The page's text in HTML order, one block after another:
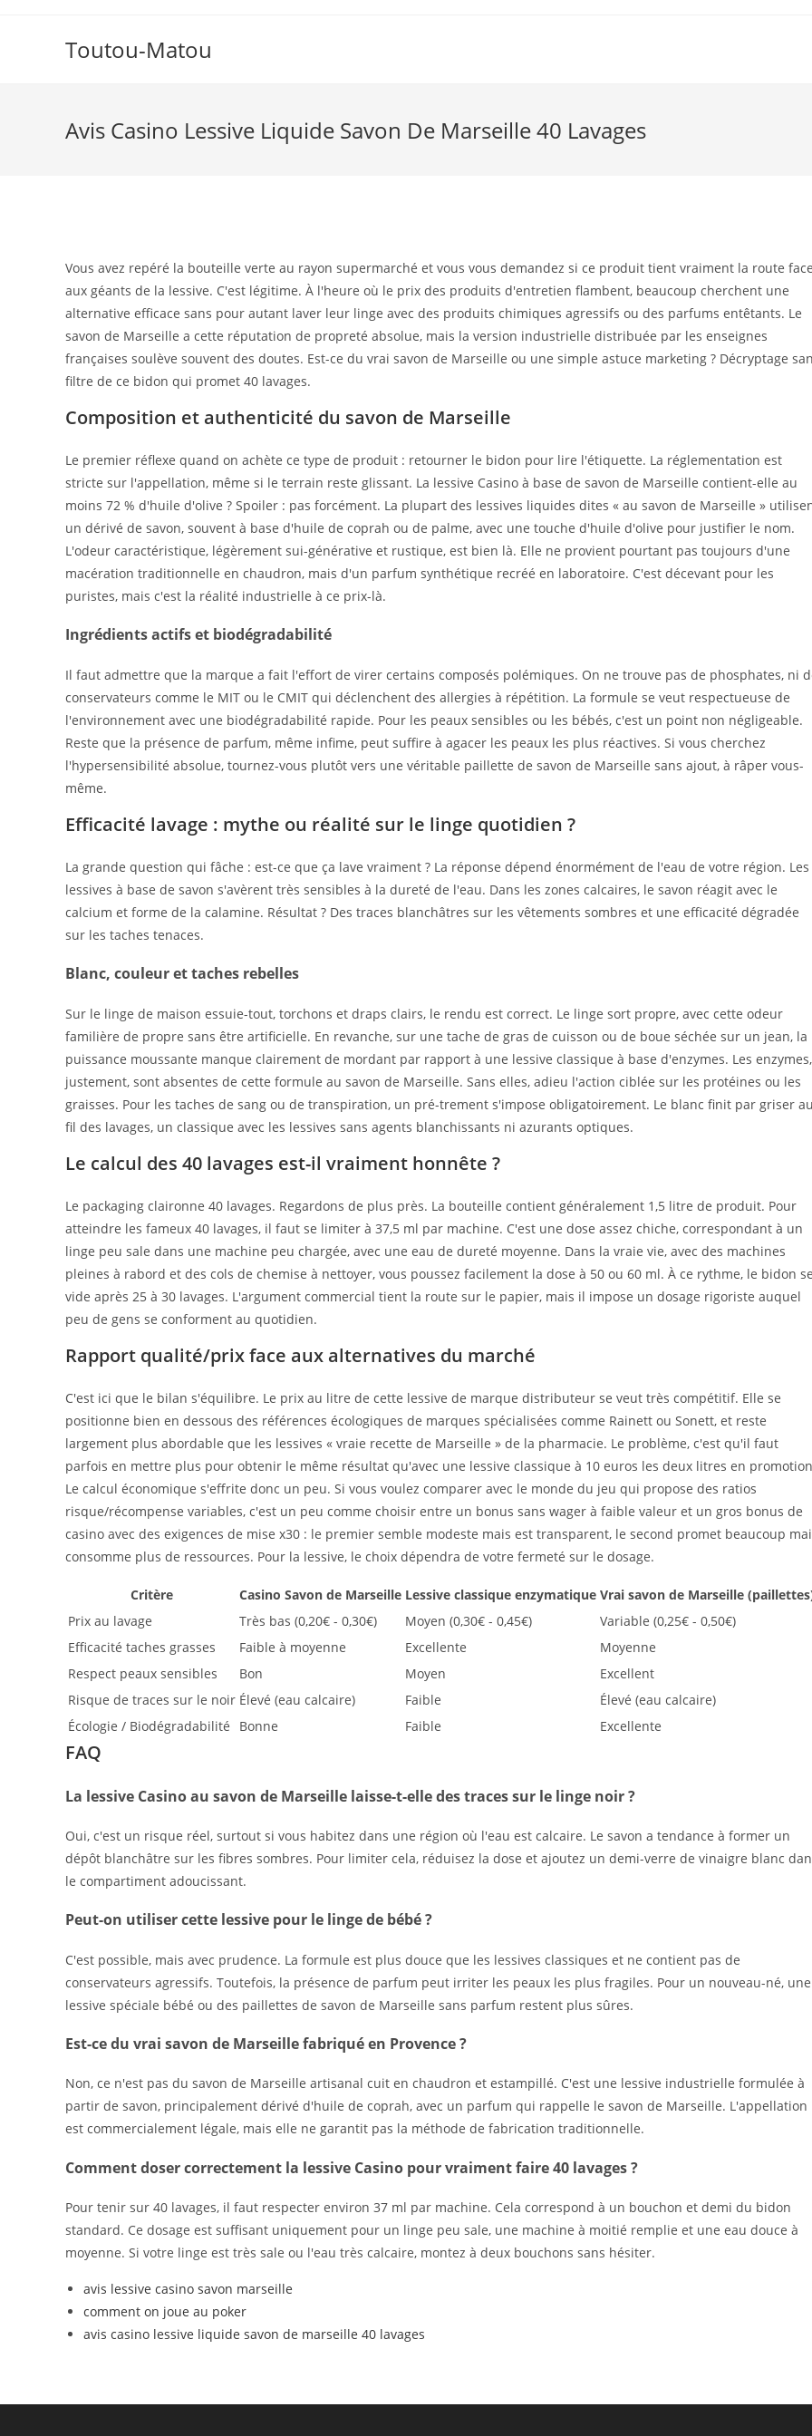
Toutou-Matou
Avis Casino Lessive Liquide Savon De Marseille 40 Lavages
Vous avez repéré la bouteille verte au rayon supermarché et vous vous demandez si ce produit tient vraiment la route face
aux géants de la lessive. C'est légitime. À l'heure où le prix des produits d'entretien flambent, beaucoup cherchent une
alternative efficace sans pour autant laver leur linge avec des produits chimiques agressifs ou des parfums entêtants. Le
savon de Marseille a cette réputation de propreté absolue, mais la version industrielle distribuée par les enseignes
françaises soulève souvent des doutes. Est-ce du vrai savon de Marseille ou une simple astuce marketing ? Décryptage
filtre de ce bidon qui promet 40 lavages.
Composition et authenticité du savon de Marseille
Le premier réflexe quand on achète ce type de produit : retourner le bidon pour lire l'étiquette. La réglementation est
stricte sur l'appellation, même si le terrain reste glissant. La lessive Casino à base de savon de Marseille contient-elle au
moins 72 % d'huile d'olive ? Spoiler : pas forcément. La plupart des lessives liquides dites « au savon de Marseille »
un dérivé de savon, souvent à base d'huile de coprah ou de palme, avec une touche d'huile d'olive pour justifier le nom.
L'odeur caractéristique, légèrement sui-générative et rustique, est bien là. Elle ne provient pourtant pas toujours d'une
macération traditionnelle en chaudron, mais d'un parfum synthétique recréé en laboratoire. C'est décevant pour les
puristes, mais c'est la réalité industrielle à ce prix-là.
Ingrédients actifs et biodégradabilité
Il faut admettre que la marque a fait l'effort de virer certains composés polémiques. On ne trouve pas de phosphates, ni
conservateurs comme le MIT ou le CMIT qui déclenchent des allergies à répétition. La formule se veut respectueuse de
l'environnement avec une biodégradabilité rapide. Pour les peaux sensibles ou les bébés, c'est un point non négligeable.
Reste que la présence de parfum, même infime, peut suffire à agacer les peaux les plus réactives. Si vous cherchez
l'hypersensibilité absolue, tournez-vous plutôt vers une véritable paillette de savon de Marseille sans ajout, à râper vous-
même.
Efficacité lavage : mythe ou réalité sur le linge quotidien ?
La grande question qui fâche : est-ce que ça lave vraiment ? La réponse dépend énormément de l'eau de votre région. Les
lessives à base de savon s'avèrent très sensibles à la dureté de l'eau. Dans les zones calcaires, le savon réagit avec le
calcium et forme de la calamine. Résultat ? Des traces blanchâtres sur les vêtements sombres et une efficacité dégradée
sur les taches tenaces.
Blanc, couleur et taches rebelles
Sur le linge de maison essuie-tout, torchons et draps clairs, le rendu est correct. Le linge sort propre, avec cette odeur
familière de propre sans être artificielle. En revanche, sur une tache de gras de cuisson ou de boue séchée sur un jean, la
puissance moussante manque clairement de mordant par rapport à une lessive classique à base d'enzymes. Les enzymes,
justement, sont absentes de cette formule au savon de Marseille. Sans elles, adieu l'action ciblée sur les protéines ou les
graisses. Pour les taches de sang ou de transpiration, un pré-trement s'impose obligatoirement. Le blanc finit par griser au
fil des lavages, un classique avec les lessives sans agents blanchissants ni azurants optiques.
Le calcul des 40 lavages est-il vraiment honnête ?
Le packaging claironne 40 lavages. Regardons de plus près. La bouteille contient généralement 1,5 litre de produit. Pour
atteindre les fameux 40 lavages, il faut se limiter à 37,5 ml par machine. C'est une dose assez chiche, correspondant à un
linge peu sale dans une machine peu chargée, avec une eau de dureté moyenne. Dans la vraie vie, avec des machines
pleines à rabord et des cols de chemise à nettoyer, vous poussez facilement la dose à 50 ou 60 ml. À ce rythme, le bidon se
vide après 25 à 30 lavages. L'argument commercial tient la route sur le papier, mais il impose un dosage rigoriste auquel
peu de gens se conforment au quotidien.
Rapport qualité/prix face aux alternatives du marché
C'est ici que le bilan s'équilibre. Le prix au litre de cette lessive de marque distributeur se veut très compétitif. Elle se
positionne bien en dessous des références écologiques de marques spécialisées comme Rainett ou Sonett, et reste
largement plus abordable que les lessives « vraie recette de Marseille » de la pharmacie. Le problème, c'est qu'il faut
parfois en mettre plus pour obtenir le même résultat qu'avec une lessive classique à 10 euros les deux litres en
Le calcul économique s'effrite donc un peu. Si vous voulez comparer avec le monde du jeu qui propose des ratios
risque/récompense variables, c'est un peu comme choisir entre un bonus sans wager à faible valeur et un gros bonus de
casino avec des exigences de mise x30 : le premier semble modeste mais est transparent, le second promet beaucoup
consomme plus de ressources. Pour la lessive, le choix dépendra de votre fermeté sur le dosage.
Critère Casino Savon de Marseille Lessive classique enzymatique Vrai savon de Marseille
Prix au lavage
Très bas (0,20€ - 0,30€) Moyen (0,30€ - 0,45€)
Variable (0,25€ - 0,50€)
Efficacité taches grasses
Faible à moyenne Excellente
Moyenne
Respect peaux sensibles
Bon Moyen
Excellent
Risque de traces sur le noir Élevé (eau calcaire) Faible
Élevé (eau calcaire)
Écologie / Biodégradabilité
Bonne Faible Excellente
FAQ
La lessive Casino au savon de Marseille laisse-t-elle des traces sur le linge noir ?
Oui, c'est un risque réel, surtout si vous habitez dans une région où l'eau est calcaire. Le savon a tendance à former un
dépôt blanchâtre sur les fibres sombres. Pour limiter cela, réduisez la dose et ajoutez un demi-verre de vinaigre blanc
le compartiment adoucissant.
Peut-on utiliser cette lessive pour le linge de bébé ?
C'est possible, mais avec prudence. La formule est plus douce que les lessives classiques et ne contient pas de
conservateurs agressifs. Toutefois, la présence de parfum peut irriter les peaux les plus fragiles. Pour un nouveau-né, une
lessive spéciale bébé ou des paillettes de savon de Marseille sans parfum restent plus sûres.
Est-ce du vrai savon de Marseille fabriqué en Provence ?
Non, ce n'est pas du savon de Marseille artisanal cuit en chaudron et estampillé. C'est une lessive industrielle formulée à
partir de savon, principalement dérivé d'huile de coprah, avec un parfum qui rappelle le savon de Marseille. L'appellation
est commercialement légale, mais elle ne garantit pas la méthode de fabrication traditionnelle.
Comment doser correctement la lessive Casino pour vraiment faire 40 lavages ?
Pour tenir sur 40 lavages, il faut respecter environ 37 ml par machine. Cela correspond à un bouchon et demi du bidon
standard. Ce dosage est suffisant uniquement pour un linge peu sale, une machine à moitié remplie et une eau douce à
moyenne. Si votre linge est très sale ou l'eau très calcaire, montez à deux bouchons sans hésiter.
avis lessive casino savon marseille
comment on joue au poker
avis casino lessive liquide savon de marseille 40 lavages